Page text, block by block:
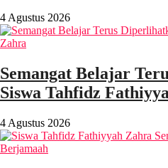
4 Agustus 2026
Semangat Belajar
Siswa Tahfidz
4 Agustus 2026